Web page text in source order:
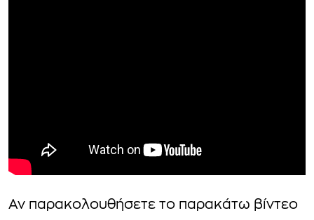
Αν παρακολουθήσετε το παρακάτω βίντεο